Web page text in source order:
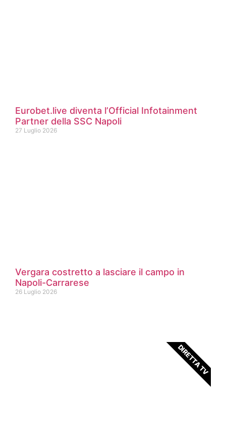
Eurobet.live diventa l’Official Infotainment
Partner della SSC Napoli
27 Luglio 2026
Vergara costretto a lasciare il campo in
Napoli-Carrarese
26 Luglio 2026
DIRETTA TV